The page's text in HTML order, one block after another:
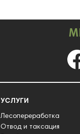
УСЛУГИ
Лесопереработка
Отвод и таксация